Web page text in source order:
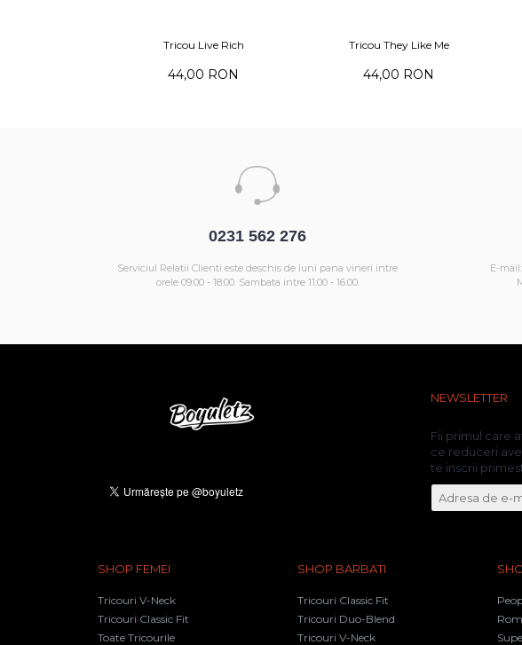
Tricou Overdose XO
44,00 RON
Tricou BRASOV
44,00 RON
0231 562 276
Serviciul Relatii Clienti este deschis de luni pana vineri intre
orele 09:00 - 18:00. Sambata intre 11:00 - 16:00.
E-
NEWSLETTER
Fii primul care
ce reduceri
te inscrii
SHOP FEMEI
Tricouri V-Neck
Tricouri Classic Fit
Toate Tricourile
SHOP BARBATI
Tricouri Classic Fit
Tricouri Duo-Blend
Tricouri V-Neck